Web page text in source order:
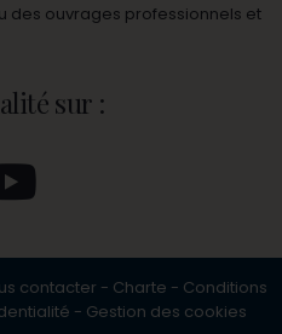
des ouvrages professionnels et
sur :
contacter - Charte - Conditions
- Gestion des cookies